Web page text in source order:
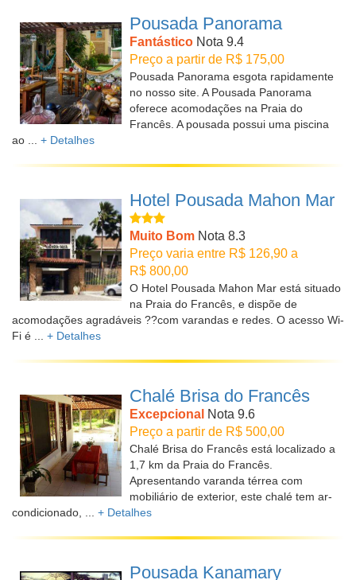
Pousada Panorama
Fantástico Nota 9.4
Preço a partir de R$ 175,00
Pousada Panorama esgota rapidamente
no nosso site. A Pousada Panorama
oferece acomodações na Praia do
Francês. A pousada possui uma piscina
ao ... + Detalhes
Hotel Pousada Mahon Mar
Muito Bom Nota 8.3
Preço varia entre R$ 126,90 a
R$ 800,00
O Hotel Pousada Mahon Mar está situado
na Praia do Francês, e dispõe de
acomodações agradáveis ??com varandas e redes. O acesso Wi-
Fi é ... + Detalhes
Chalé Brisa do Francês
Excepcional Nota 9.6
Preço a partir de R$ 500,00
Chalé Brisa do Francês está localizado a
1,7 km da Praia do Francês.
Apresentando varanda térrea com
mobiliário de exterior, este chalé tem ar-
condicionado, ... + Detalhes
Pousada Kanamary